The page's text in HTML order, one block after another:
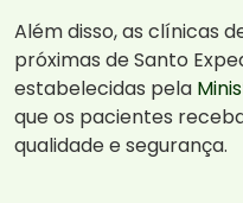
Além disso, as clínicas
próximas de Santo
estabelecidas pela
que os pacientes
qualidade e segurança.